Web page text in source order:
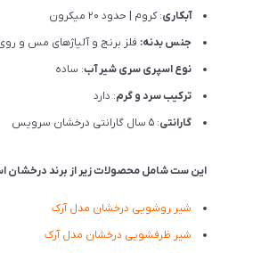
آبکاری: کروم | حدود 20 میکرون
جنس بدنه: فلز برنج و آلیاژهای مس و
نوع اسپری سری شیر آب: ساده
ترکیب سرد و گرم: دارد
گارانتی: 5 سال گارانتی درخشان سرویس
این ست شامل محصولات زیر از برند درخشان
شیر روشویی درخشان مدل آرک
شیر ظرفشویی درخشان مدل آرک